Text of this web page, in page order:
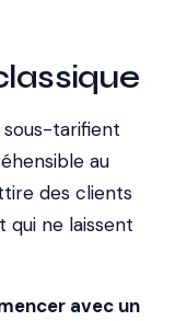
sous-tarifient
au
des clients
qui ne laissent
avec un